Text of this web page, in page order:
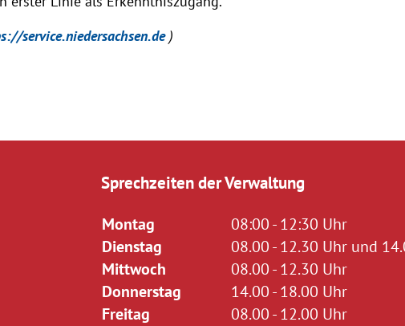
service.niedersachsen.de)
Sprechzeiten der Verwaltung
Montag
08:00 - 12:30 Uhr
Dienstag
08.00 - 12.30 Uhr und
Mittwoch
08.00 - 12.30 Uhr
Donnerstag
14.00 - 18.00 Uhr
Freitag
08.00 - 12.00 Uhr